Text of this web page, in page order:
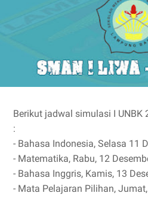
Berikut jadwal simulasi I UNBK
:
- Bahasa Indonesia, Selasa 11
- Matematika, Rabu, 12
- Bahasa Inggris, Kamis, 13
- Mata Pelajaran Pilihan,